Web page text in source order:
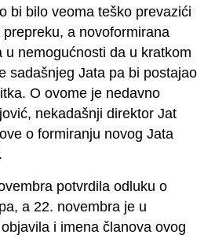
bi bilo veoma teško prevazići
a novoformirana
u nemogućnosti da u kratkom
sadašnjeg Jata pa bi postajao
O ovome je nedavno
nekadašnji direktor Jat
o formiranju novog Jata
potvrdila odluku o
a 22. novembra je u
i imena članova ovog